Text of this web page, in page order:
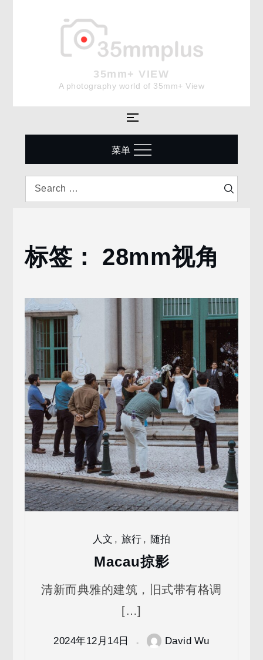
35mm+ VIEW
A photography world of 35mm+ View
菜单
Search
Home
28mm
Page
2
标签： 28mm视角
人文 , 旅行, 随拍
Macau掠影
清新而典雅的建筑，旧式带有格调
[…]
2024年12月14日 David Wu